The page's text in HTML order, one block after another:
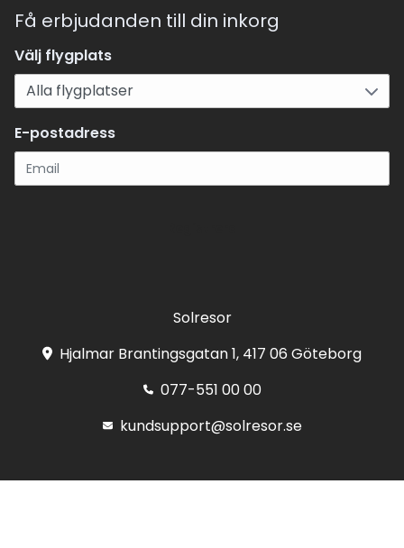
Få erbjudanden till din inkorg
Välj flygplats
E-postadress
Solresor
Hjalmar Brantingsgatan 1, 417 06 Göteborg
077-551 00 00
kundsupport@solresor.se